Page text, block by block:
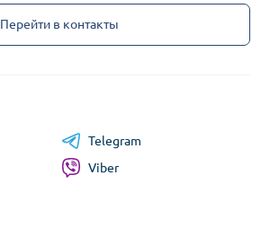
Перейти в контакты
Telegram
Viber